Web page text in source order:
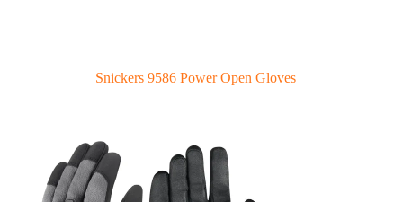
Snickers 9586 Power Open Gloves